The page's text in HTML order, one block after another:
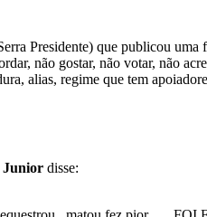
Presidente) que publicou
não gostar, não votar, não
alias, regime que tem
Junior disse: